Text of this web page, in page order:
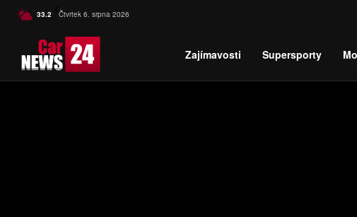
33.2 C Czech
Čtvrtek 6. srpna 2026
Zajímavosti Supersporty